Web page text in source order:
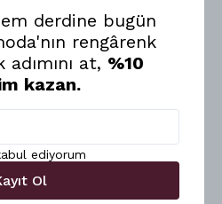
beden S'dir.
yıkanabilir.
derdine bugün
rengârenk
at, %10
kazan.
ediyorum
Ol